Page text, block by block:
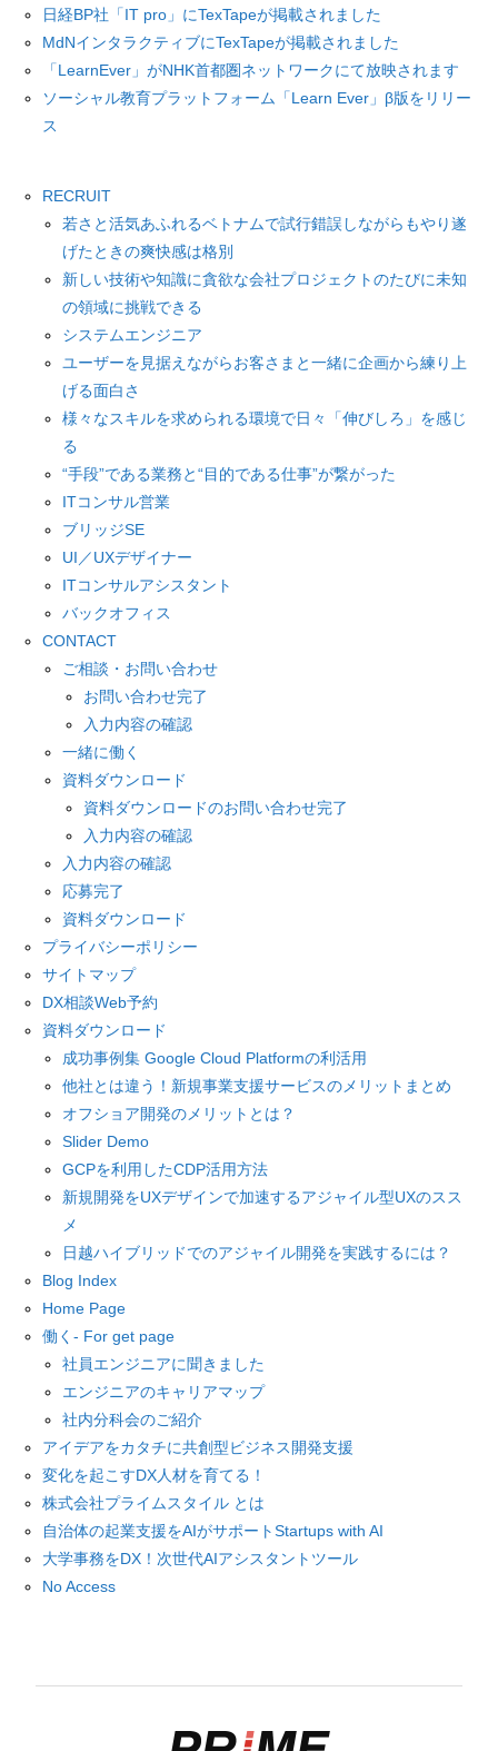
日経BP社「IT pro」にTexTapeが掲載されました
MdNインタラクティブにTexTapeが掲載されました
「LearnEver」がNHK首都圏ネットワークにて放映されます
ソーシャル教育プラットフォーム「Learn Ever」β版をリリー
ス
RECRUIT
若さと活気あふれるベトナムで試行錯誤しながらもやり遂
げたときの爽快感は格別
新しい技術や知識に貪欲な会社プロジェクトのたびに未知
の領域に挑戦できる
システムエンジニア
ユーザーを見据えながらお客さまと一緒に企画から練り上
げる面白さ
様々なスキルを求められる環境で日々「伸びしろ」を感じ
る
“手段”である業務と“目的である仕事”が繋がった
ITコンサル営業
ブリッジSE
UI／UXデザイナー
ITコンサルアシスタント
バックオフィス
CONTACT
ご相談・お問い合わせ
お問い合わせ完了
入力内容の確認
一緒に働く
資料ダウンロード
資料ダウンロードのお問い合わせ完了
入力内容の確認
入力内容の確認
応募完了
資料ダウンロード
プライバシーポリシー
サイトマップ
DX相談Web予約
資料ダウンロード
成功事例集 Google Cloud Platformの利活用
他社とは違う！新規事業支援サービスのメリットまとめ
オフショア開発のメリットとは？
Slider Demo
GCPを利用したCDP活用方法
新規開発をUXデザインで加速するアジャイル型UXのスス
メ
日越ハイブリッドでのアジャイル開発を実践するには？
Blog Index
Home Page
働く- For get page
社員エンジニアに聞きました
エンジニアのキャリアマップ
社内分科会のご紹介
アイデアをカタチに共創型ビジネス開発支援
変化を起こすDX人材を育てる！
株式会社プライムスタイル とは
自治体の起業支援をAIがサポートStartups with AI
大学事務をDX！次世代AIアシスタントツール
No Access